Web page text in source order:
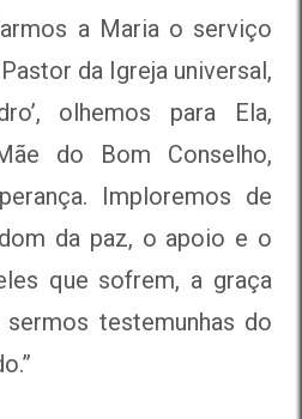
a Maria o serviço
da Igreja universal,
olhemos para Ela,
do Bom Conselho,
Imploremos de
da paz, o apoio e o
que sofrem, a graça
testemunhas do